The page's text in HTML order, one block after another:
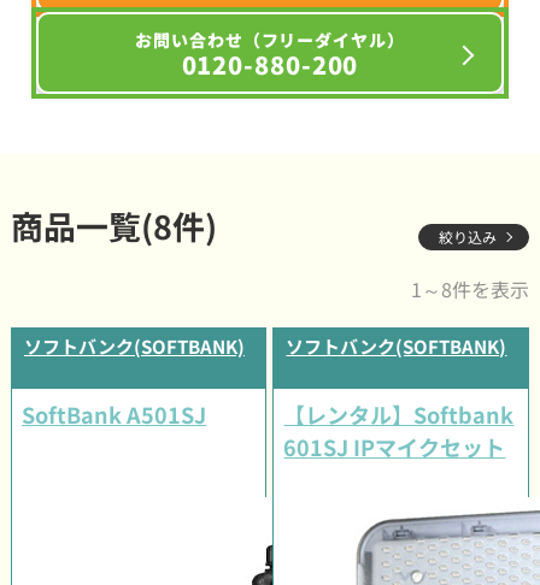
お問い合わせ（フリーダイヤル）
0120-880-200
商品一覧(8件) 絞り込み
1～8件を表示
ソフトバンク(SOFTBANK)
SoftBank A501SJ
ソフトバンク(SOFTBANK)
【レンタル】Softbank
601SJ IPマイクセット